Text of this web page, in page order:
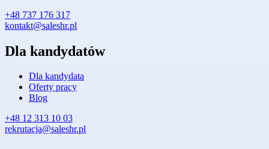
+48 737 176 317
kontakt@saleshr.pl
Dla kandydatów
Dla kandydata
Oferty pracy
Blog
+48 12 313 10 03
rekrutacja@saleshr.pl